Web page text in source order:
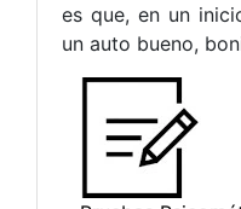
es que, en un
un auto bueno,